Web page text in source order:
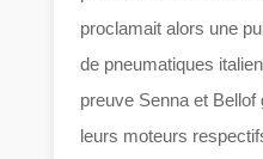
proclamait alors une
de pneumatiques
preuve Senna et
leurs moteurs